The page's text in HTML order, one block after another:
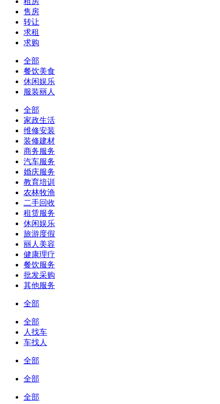
售房
转让
求租
求购
全部
餐饮美食
休闲娱乐
服装丽人
全部
家政生活
维修安装
装修建材
商务服务
汽车服务
婚庆服务
教育培训
农林牧渔
二手回收
租赁服务
休闲娱乐
旅游度假
丽人美容
健康理疗
餐饮服务
批发采购
其他服务
全部
全部
人找车
车找人
全部
全部
全部